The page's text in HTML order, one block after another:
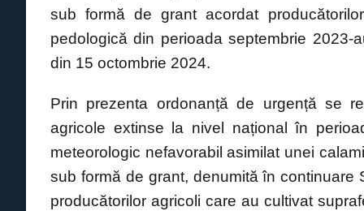
sub formă de grant acordat
pedologică din perioada septembrie
din 15 octombrie 2024.
Prin prezenta ordonanță de urgență se
agricole extinse la nivel național în
meteorologic nefavorabil asimilat unei
sub formă de grant, denumită în
producătorilor agricoli care au cultivat